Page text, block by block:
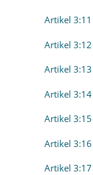
Artikel 3:11
Artikel 3:12
Artikel 3:13
Artikel 3:14
Artikel 3:15
Artikel 3:16
Artikel 3:17